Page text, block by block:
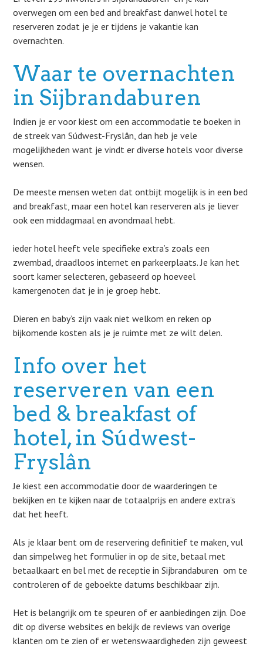
overwegen om een bed and breakfast danwel hotel te
reserveren zodat je je er tijdens je vakantie kan
overnachten.
Waar te overnachten
in Sijbrandaburen
Indien je er voor kiest om een accommodatie te boeken in
de streek van Súdwest-Fryslân, dan heb je vele
mogelijkheden want je vindt er diverse hotels voor diverse
wensen.
De meeste mensen weten dat ontbijt mogelijk is in een bed
and breakfast, maar een hotel kan reserveren als je liever
ook een middagmaal en avondmaal hebt.
ieder hotel heeft vele specifieke extra’s zoals een
zwembad, draadloos internet en parkeerplaats. Je kan het
soort kamer selecteren, gebaseerd op hoeveel
kamergenoten dat je in je groep hebt.
Dieren en baby’s zijn vaak niet welkom en reken op
bijkomende kosten als je je ruimte met ze wilt delen.
Info over het
reserveren van een
bed & breakfast of
hotel, in Súdwest-
Fryslân
Je kiest een accommodatie door de waarderingen te
bekijken en te kijken naar de totaalprijs en andere extra’s
dat het heeft.
Als je klaar bent om de reservering definitief te maken, vul
dan simpelweg het formulier in op de site, betaal met
betaalkaart en bel met de receptie in Sijbrandaburen om te
controleren of de geboekte datums beschikbaar zijn.
Het is belangrijk om te speuren of er aanbiedingen zijn. Doe
dit op diverse websites en bekijk de reviews van overige
klanten om te zien of er wetenswaardigheden zijn geweest